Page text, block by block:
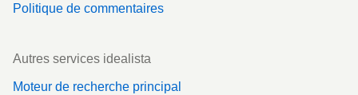
Politique de commentaires
Autres services idealista
Moteur de recherche principal